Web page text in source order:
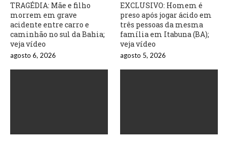
TRAGÉDIA: Mãe e filho
morrem em grave
acidente entre carro e
caminhão no sul da Bahia;
veja vídeo
agosto 6, 2026
EXCLUSIVO: Homem é
preso após jogar ácido em
três pessoas da mesma
família em Itabuna (BA);
veja vídeo
agosto 5, 2026